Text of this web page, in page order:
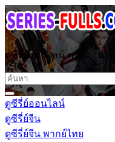
ดูซีรี่ย์ออนไลน์ หนังออนไ
ดูซีรี่ย์ออนไลน์
ดูซีรี่ย์จีน
ดูซีรี่ย์จีน พากย์ไทย